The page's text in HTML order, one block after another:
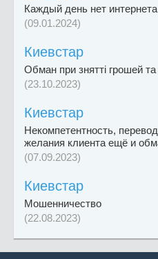
Каждый день нет интернета
(09.01.2024)
Киевстар
Обман при знятті грошей та
(23.10.2023)
Киевстар
Некомпетентность,
желания клиента ещё и
(07.09.2023)
Киевстар
Мошенничество
(22.08.2023)